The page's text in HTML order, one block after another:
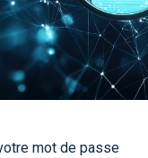
mot de passe